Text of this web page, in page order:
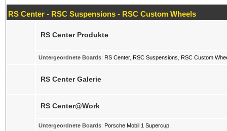
RS Center - RSC Suspensions - RSC Custom Wheels
RS Center Produkte
Untergeordnete Boards: RS Center, RSC Suspensions RSC Custom
RS Center Galerie
RS Center@Work
Untergeordnete Boards: Porsche Mobil 1 Supercup